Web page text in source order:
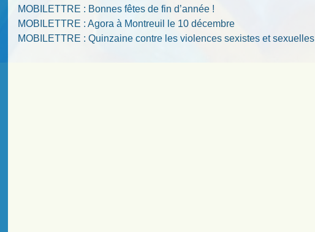
MOBILETTRE : Bonnes fêtes de fin d’année !
MOBILETTRE : Agora à Montreuil le 10 décembre
MOBILETTRE : Quinzaine contre les violences sexistes et sexuelles